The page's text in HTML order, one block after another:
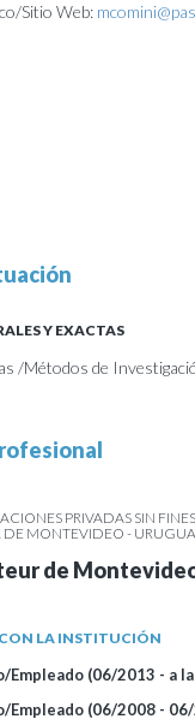
Sitio Web:
Y EXACTAS
/Métodos de
PRIVADAS SIN
DE MONTEVIDEO -
de
LA INSTITUCIÓN
Empleado (06/2013 - a
Empleado (06/2008 -